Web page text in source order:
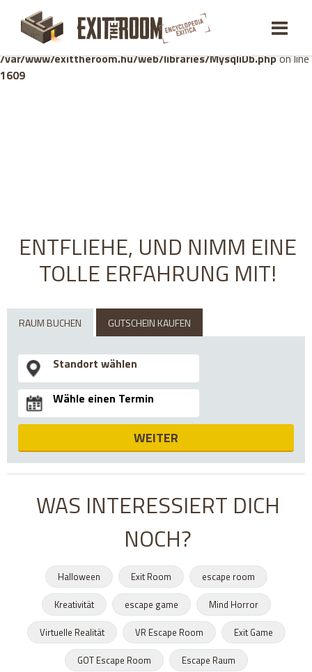
Warning: mysqli_stmt::bind_param(): Number of variables
doesn't match number of parameters in prepared statement in
/var/www/exittheroom.hu/web/libraries/MysqliDb.phpon line
1609
ENTFLIEHE, UND NIMM EINE
TOLLE ERFAHRUNG MIT!
RAUM BUCHEN GUTSCHEIN KAUFEN
WEITER
WAS INTERESSIERT DICH
NOCH?
Halloween Exit Room
escape room
Kreativität
escape game
Mind Horror
Virtuelle Realität
VR Escape Room
Exit Game
GOT Escape Room
Escape Raum